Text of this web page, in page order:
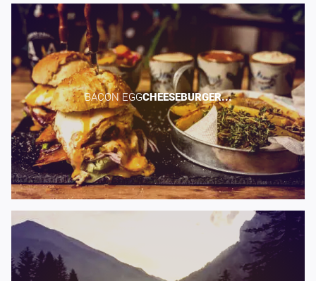
BACON EGG​CHEESEBURGER...